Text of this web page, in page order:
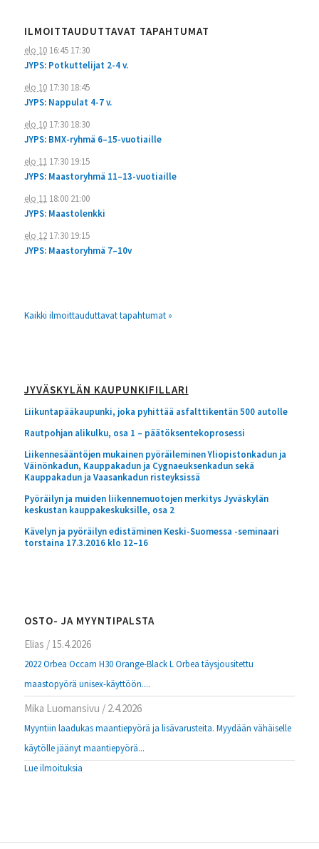
ILMOITTAUDUTTAVAT TAPAHTUMAT
elo 1016:45 17:30
JYPS: Potkuttelijat 2-4 v.
elo 1017:30 18:45
JYPS: Nappulat 4-7 v.
elo 1017:30 18:30
JYPS: BMX-ryhmä 6–15-vuotiaille
elo 1117:30 19:15
JYPS: Maastoryhmä 11–13-vuotiaille
elo 1118:00 21:00
JYPS: Maastolenkki
elo 1217:30 19:15
JYPS: Maastoryhmä 7–10v
Kaikki ilmoittauduttavat tapahtumat »
JYVÄSKYLÄN KAUPUNKIFILLARI
Liikuntapääkaupunki, joka pyhittää asfalttikentän 500 autolle
Rautpohjan alikulku, osa 1 – päätöksentekoprosessi
Liikennesääntöjen mukainen pyöräileminen Yliopistonkadun ja
Väinönkadun, Kauppakadun ja Cygnaeuksenkadun sekä
Kauppakadun ja Vaasankadun risteyksissä
Pyöräilyn ja muiden liikennemuotojen merkitys Jyväskylän
keskustan kauppakeskuksille, osa 2
Kävelyn ja pyöräilyn edistäminen Keski-Suomessa -seminaari
torstaina 17.3.2016 klo 12–16
OSTO- JA MYYNTIPALSTA
Elias / 15.4.2026
2022 Orbea Occam H30 Orange-Black L Orbea täysjousitettu
maastopyörä unisex-käyttöön....
Mika Luomansivu / 2.4.2026
Myyntiin laadukas maantiepyörä ja lisävarusteita. Myydään vähäiselle
käytölle jäänyt maantiepyörä...
Lue ilmoituksia